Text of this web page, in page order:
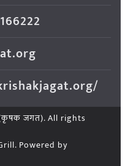
जगत). All rights
Powered by